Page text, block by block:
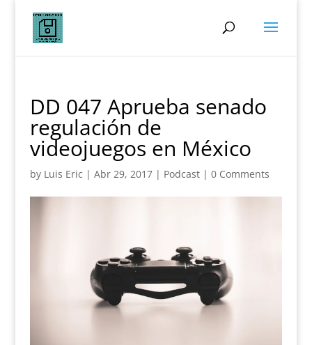
DD 047 Aprueba senado
regulación de
videojuegos en México
by Luis Eric | Abr 29, 2017| Podcast| 0 Comments